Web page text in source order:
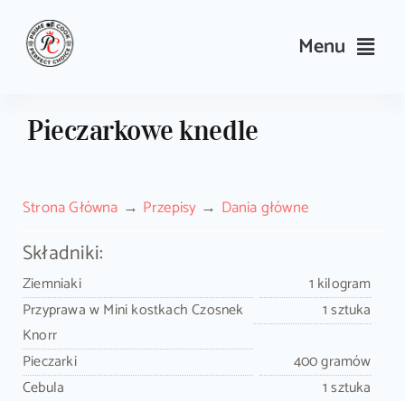
content
Menu
Wyposażenie
Search
for:
Sklep PrimeCook
Pieczarkowe knedle
Strona Główna Przepisy Dania główne
Składniki:
Ziemniaki
1 kilogram
Przyprawa w Mini kostkach Czosnek
Knorr
1 sztuka
Pieczarki
400 gramów
Cebula
1 sztuka